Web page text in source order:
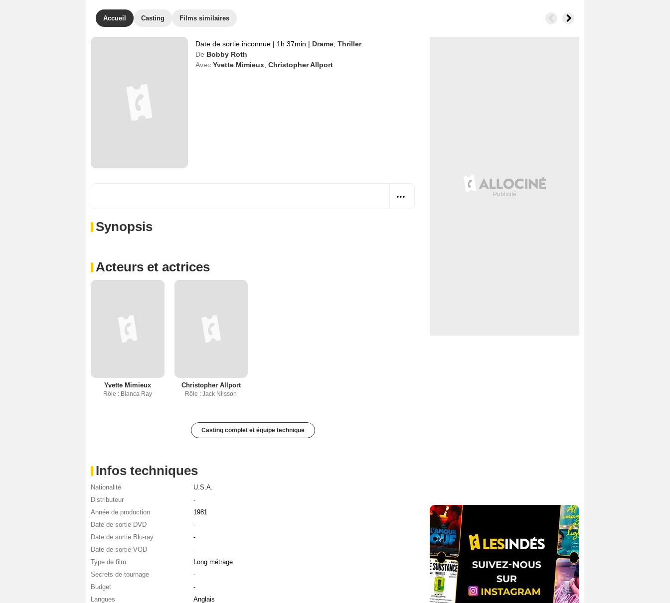
Accueil Casting Films similaires
Date de sortie inconnue | 1h 37min | Drame Thriller
De Bobby Roth
Avec Yvette Mimieux Christopher Allport
Synopsis
Acteurs et actrices
Yvette Mimieux
Rôle : Bianca Ray
Christopher Allport
Rôle : Jack Nilsson
Casting complet et équipe technique
Infos techniques
Nationalité
U.S.A.
Distributeur
-
Année de production
1981
Date de sortie DVD
-
Date de sortie Blu-ray
-
Date de sortie VOD
-
Type de film
Long métrage
Secrets de tournage
-
Budget
-
Langues
Anglais